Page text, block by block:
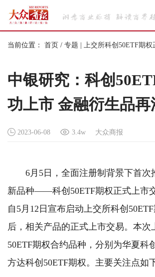
当前位置： 首页 / 专题 | 上交所科创50ETF期权
中银研究：科创
功上市 金融衍生品再
2023-06-08 3.4w 大众商报
6月5日，全面注册制背景下首次
新品种——科创50ETF期权正式上市
自5月12日宣布启动上交所科创
后，相关产品的正式上市交易。本次
50ETF期权合约品种，分别为华夏科
方达科创50ETF期权。主要关注点如